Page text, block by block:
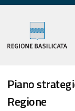
Piano
Regione